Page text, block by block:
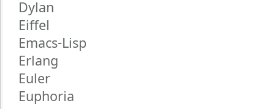
Dylan
Eiffel
Emacs-Lisp
Erlang
Euler
Euphoria